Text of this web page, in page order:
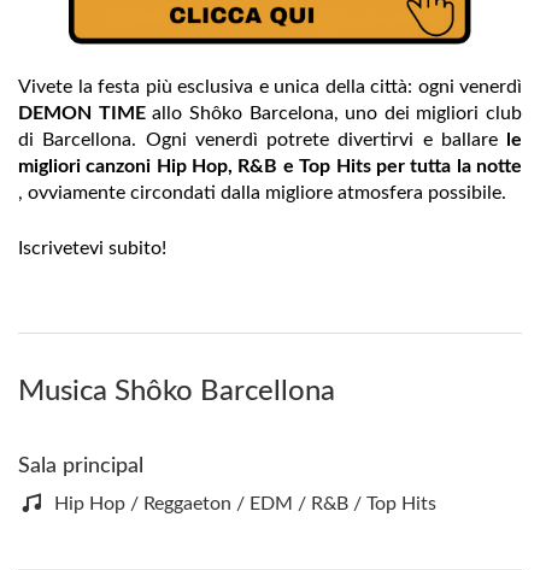
Vivete la festa più esclusiva e unica della città: ogni venerdì
DEMON TIMEallo Shôko Barcelona, ​​uno dei migliori club
di Barcellona. Ogni venerdì potrete divertirvi e ballare
le
migliori canzoni Hip Hop, R&B e Top Hits per tutta la notte
, ovviamente circondati dalla migliore atmosfera possibile.
Iscrivetevi subito!
Musica Shôko Barcellona
Sala principal
Hip Hop / Reggaeton / EDM / R&B / Top Hits